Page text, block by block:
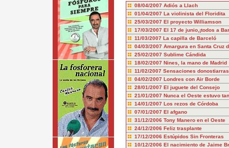
08/04/2007 Adiós a Llach
01/04/2007 La violinista del Floridita
25/03/2007 El proyecto Williamson
17/03/2007 El 17 de junio,¡todos a
11/03/2007 La capilla de Barceló
04/03/2007 Amargura en Santa Cruz
25/02/2007 Sublime Cándida
18/02/2007 Nines, la mano de Madrid
11/02/2007 Sensaciones donostiarras
04/02/2007 Londres con Air Borde
28/01/2007 El juguete del Consejo
21/01/2007 Nunca el Oeste estuvo
14/01/2007 Los rezos de Córdoba
07/01/2007 El afgano
31/12/2006 Tony Manero en el Oeste
24/12/2006 Feliz trasplante
17/12/2006 Estúpidos Sin Fronteras
10/12/2006 El nacimiento de Jaime